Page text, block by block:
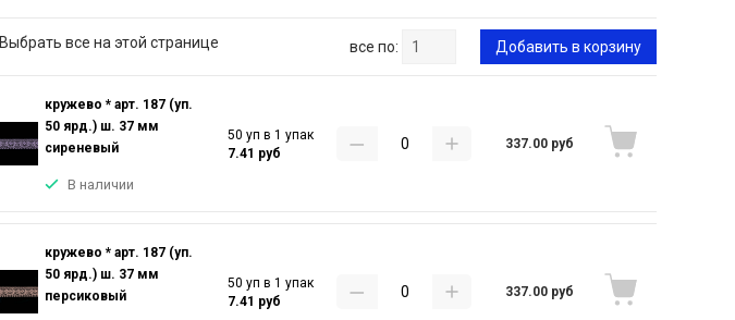
Выбрать все на этой странице все по: Добавить в корзину
кружево * арт. 187 (уп.
50 ярд.) ш. 37 мм
сиреневый
В наличии
50 уп в 1 упак
7.41 руб
337.00 руб
кружево * арт. 187 (уп.
50 ярд.) ш. 37 мм
персиковый
50 уп в 1 упак
7.41 руб
337.00 руб